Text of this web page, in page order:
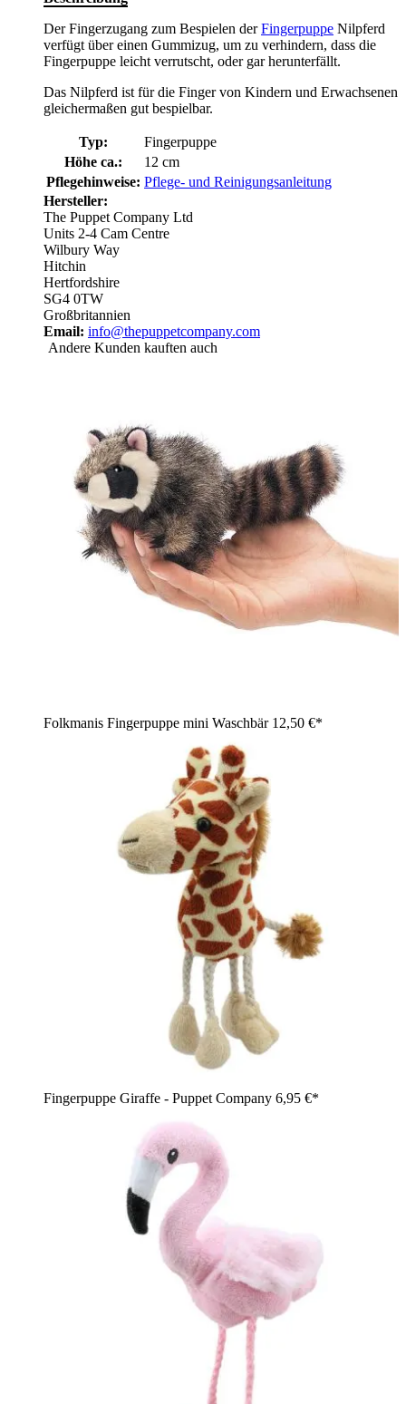
Der Fingerzugang zum Bespielen derFingerpuppe Nilpferd
verfügt über einen Gummizug, um zu verhindern, dass die
Fingerpuppe leicht verrutscht, oder gar herunterfällt.
Das Nilpferd ist für die Finger von Kindern und Erwachsenen
gleichermaßen gut bespielbar.
Typ:
Fingerpuppe
Höhe ca.:
12 cm
Pflegehinweise: Pflege- und Reinigungsanleitung
Hersteller:
The Puppet Company Ltd
Units 2-4 Cam Centre
Wilbury Way
Hitchin
Hertfordshire
SG4 0TW
Großbritannien
Email: info@thepuppetcompany.com
Andere Kunden kauften auch
Folkmanis Fingerpuppe mini Waschbär 12,50 €*
Fingerpuppe Giraffe - Puppet Company 6,95 €*